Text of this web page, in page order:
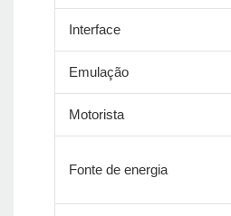
Interface
Emulação
Motorista
Fonte de energia